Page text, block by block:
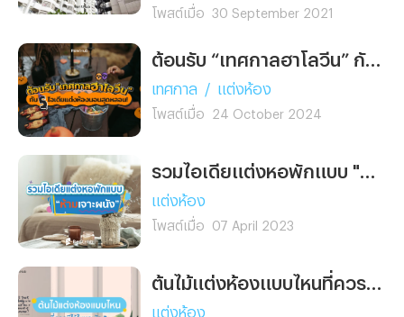
แบบง่าย ๆ ในราคาที่สบาย
ห้องมาปรับนิดเสริมหน่อย ให้
ห้องดูปัง ถ่ายรูปมุมไหนก็ออก
มาสวย พร้อมส่งต่อความสุข
ในวันคริสต์มาส ซึ่งขอบอก
ประหยัด และทำได้ด้วยตัวเอง
แบบชิลล์ ๆ
โพสต์เมื่อ 30 September 2021
ต้อนรับ “เทศกาลฮาโลวีน” กับ 5 ไอเดียแต่งห้องนอนสุดหลอน!
เทศกาล / แต่งห้อง
โพสต์เมื่อ 24 October 2024
แต่งห้อง
โพสต์เมื่อ 07 April 2023
แต่งห้อง